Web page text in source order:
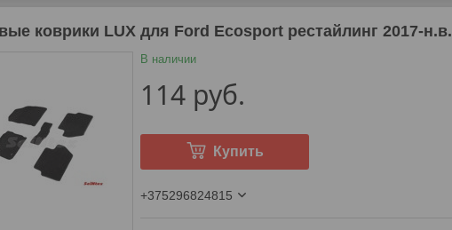
коврики LUX для Ford Ecosport рестайлинг 2017-н.в.
В наличии
114 руб.
Купить
+375296824815